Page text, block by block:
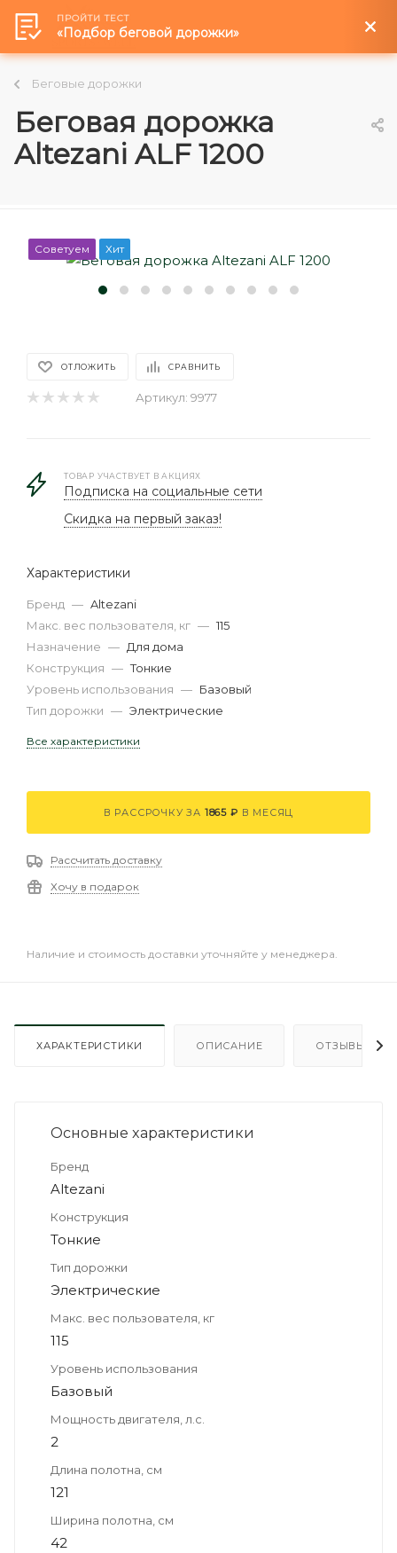
Беговые дорожки
Беговая дорожка
Altezani ALF 1200
Советуем Хит
ОТЛОЖИТЬ СРАВНИТЬ
Артикул: 9977
ТОВАР УЧАСТВУЕТ В АКЦИЯХ
Подписка на социальные сети
Скидка на первый заказ!
Характеристики
Бренд — Altezani
Макс. вес пользователя, кг — 115
Назначение — Для дома
Конструкция — Тонкие
Уровень использования — Базовый
Тип дорожки — Электрические
Все характеристики
В РАССРОЧКУ ЗА 1865 ₽ В МЕСЯЦ
Рассчитать доставку
Хочу в подарок
Наличие и стоимость доставки уточняйте у менеджера.
ХАРАКТЕРИСТИКИ ОПИСАНИЕ ОТЗЫВЫ
Основные xарактеристики
Бренд
Altezani
Конструкция
Тонкие
Тип дорожки
Электрические
Макс. вес пользователя, кг
115
Уровень использования
Базовый
Мощность двигателя, л.с.
2
Длина полотна, см
121
Ширина полотна, см
42
ПРОЙТИ ТЕСТ
«Подбор беговой дорожки»